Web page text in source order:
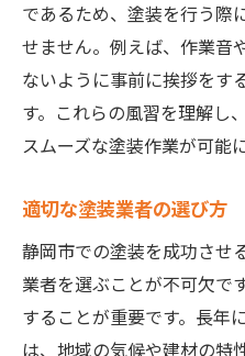
であるため、塗装を行う際
せません。例えば、作業音
ないように事前に挨拶をす
す。これらの風習を理解し
スムーズな塗装作業が可能
適切な塗装業者の選び方
静岡市での塗装を成功させ
業者を選ぶことが不可欠で
することが重要です。長年
は、地域の気候や建材の特